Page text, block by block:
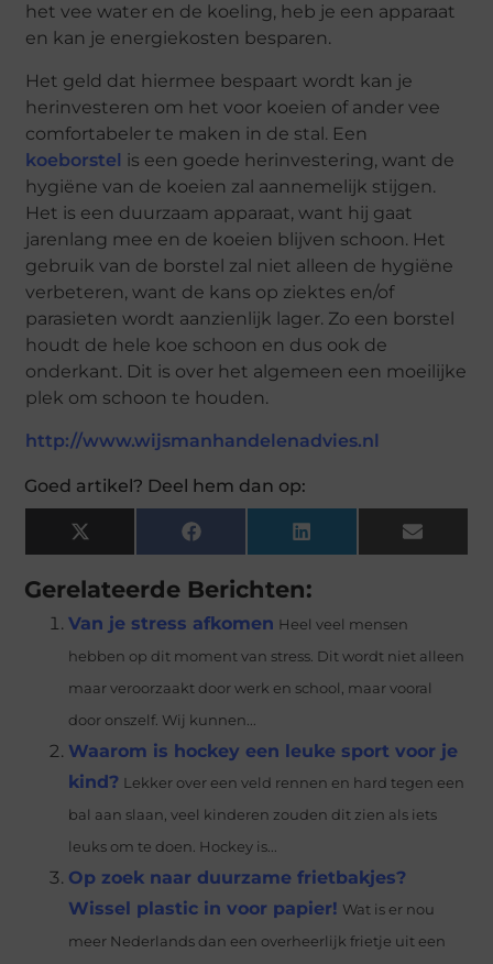
het vee water en de koeling, heb je een apparaat
en kan je energiekosten besparen.
Het geld dat hiermee bespaart wordt kan je
herinvesteren om het voor koeien of ander vee
comfortabeler te maken in de stal. Een
koeborstel is een goede herinvestering, want de
hygiëne van de koeien zal aannemelijk stijgen.
Het is een duurzaam apparaat, want hij gaat
jarenlang mee en de koeien blijven schoon. Het
gebruik van de borstel zal niet alleen de hygiëne
verbeteren, want de kans op ziektes en/of
parasieten wordt aanzienlijk lager. Zo een borstel
houdt de hele koe schoon en dus ook de
onderkant. Dit is over het algemeen een moeilijke
plek om schoon te houden.
http://www.wijsmanhandelenadvies.nl
Goed artikel? Deel hem dan op:
X
(Twitter)
Facebook LinkedIn Email
Gerelateerde Berichten:
Van je stress afkomen Heel veel mensen
hebben op dit moment van stress. Dit wordt niet alleen
maar veroorzaakt door werk en school, maar vooral
door onszelf. Wij kunnen...
Waarom is hockey een leuke sport voor je
kind? Lekker over een veld rennen en hard tegen een
bal aan slaan, veel kinderen zouden dit zien als iets
leuks om te doen. Hockey is...
Op zoek naar duurzame frietbakjes?
Wissel plastic in voor papier! Wat is er nou
meer Nederlands dan een overheerlijk frietje uit een